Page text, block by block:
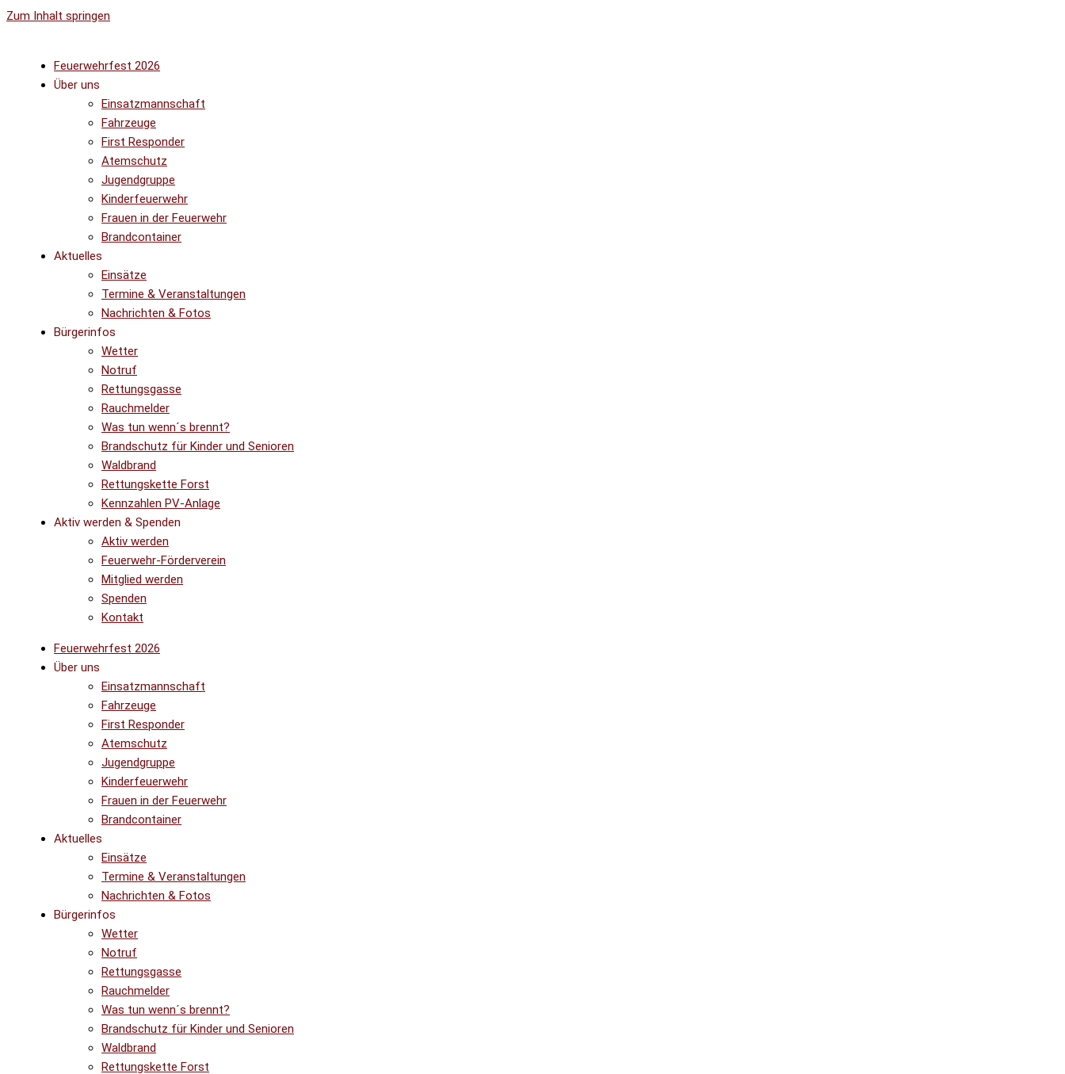
Zum Inhalt springen
Feuerwehrfest 2026
Über uns
Einsatzmannschaft
Fahrzeuge
First Responder
Atemschutz
Jugendgruppe
Kinderfeuerwehr
Frauen in der Feuerwehr
Brandcontainer
Aktuelles
Einsätze
Termine & Veranstaltungen
Nachrichten & Fotos
Bürgerinfos
Wetter
Notruf
Rettungsgasse
Rauchmelder
Was tun wenn´s brennt?
Brandschutz für Kinder und Senioren
Waldbrand
Rettungskette Forst
Kennzahlen PV-Anlage
Aktiv werden & Spenden
Aktiv werden
Feuerwehr-Förderverein
Mitglied werden
Spenden
Kontakt
Feuerwehrfest 2026
Über uns
Einsatzmannschaft
Fahrzeuge
First Responder
Atemschutz
Jugendgruppe
Kinderfeuerwehr
Frauen in der Feuerwehr
Brandcontainer
Aktuelles
Einsätze
Termine & Veranstaltungen
Nachrichten & Fotos
Bürgerinfos
Wetter
Notruf
Rettungsgasse
Rauchmelder
Was tun wenn´s brennt?
Brandschutz für Kinder und Senioren
Waldbrand
Rettungskette Forst